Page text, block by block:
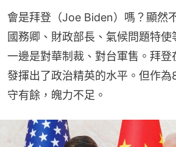
會是拜登（Joe Biden）嗎？顯然
國務卿、財政部長、氣候問題特使
一邊是對華制裁、對台軍售。拜登
發揮出了政治精英的水平。但作
守有餘，魄力不足。